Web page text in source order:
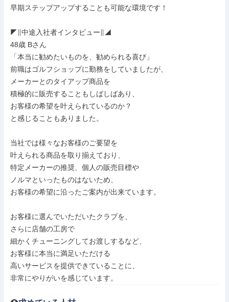
早期ステップアップすることも可能な環境です！
◤∥中途入社者インタビュー∥◢
48歳 Bさん
「本当に勧めたいものを、勧められる喜び」
前職はゴルフショップに勤務をしていましたが、
メーカーとのタイアップ商品を
積極的に販売することもしばしばあり、
お客様の希望を叶えられているのか？
と感じることもありました。
当社では様々なお客様のご要望を
叶えられる商品を取り揃えており、
特定メーカーの推奨、個人の販売目標や
ノルマといったものはないため、
お客様の希望に沿ったご案内が出来ています。
お客様に選んでいただいたクラブを、
さらに店舗の工房で
細かくチューニングしてお渡しするなど、
お客様に本当に満足いただける
高いサービスを提供できていることに、
非常にやりがいを感じています。